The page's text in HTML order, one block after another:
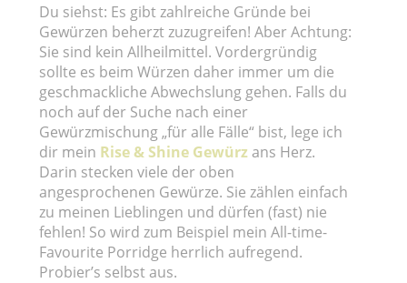
Du siehst: Es gibt zahlreiche Gründe bei
Gewürzen beherzt zuzugreifen! Aber Achtung:
Sie sind kein Allheilmittel. Vordergründig
sollte es beim Würzen daher immer um die
geschmackliche Abwechslung gehen. Falls du
noch auf der Suche nach einer
Gewürzmischung „für alle Fälle“ bist, lege ich
dir mein Rise & Shine Gewürz ans Herz.
Darin stecken viele der oben
angesprochenen Gewürze. Sie zählen einfach
zu meinen Lieblingen und dürfen (fast) nie
fehlen! So wird zum Beispiel mein All-time-
Favourite Porridge herrlich aufregend.
Probier’s selbst aus.